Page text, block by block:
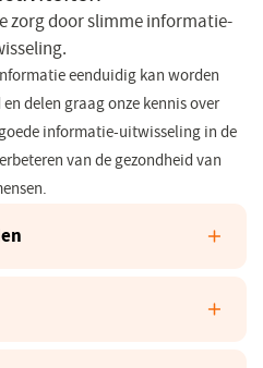
zorg door slimme informatie-
eenduidig kan worden
delen graag onze kennis over
informatie-uitwisseling in de
van de gezondheid van